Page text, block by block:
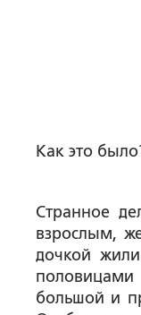
Как это
Странное
взрослым,
дочкой
большой и